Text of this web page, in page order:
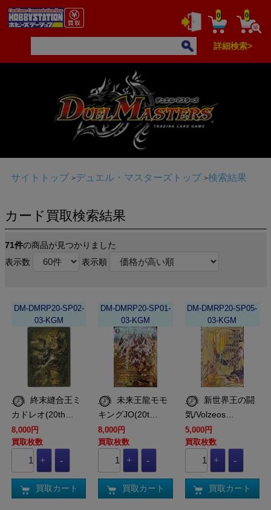
0 0
詳細検索>
サイトトップ デュエル・マスターズトップ 検索結果
カード買取検索結果
71件の商品が見つかりました
表示数
表示順
DM-DMRP20-SP02-
03-KGM
カドレオ(20th…
8,000円
買取枚数
買取カート
DM-DMRP20-SP01-
03-KGM
キングJO(20t…
8,000円
買取枚数
買取カート
DM-DMRP20-SP05-
03-KGM
気/Volzeos…
5,000円
買取枚数
買取カート